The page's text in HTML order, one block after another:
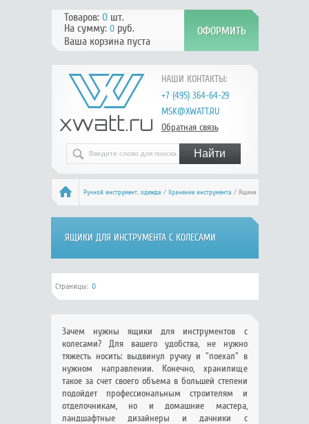
НАШИ КОНТАКТЫ:
+7 (495) 364-64-29
MSK@XWATT.RU
Обратная связь
Товаров: 0шт.
На сумму: 0руб.
Ваша корзина пуста
Ручной инcтрумент, одежда / Хранение инструмента / Ящики
с колесами
ЯЩИКИ ДЛЯ ИНСТРУМЕНТА С КОЛЕСАМИ
Страницы: 0
Зачем нужны ящики для инструментов с
колесами? Для вашего удобства, не нужно
тяжесть носить: выдвинул ручку и "поехал" в
нужном направлении. Конечно, хранилище
такое за счет своего объема в большей степени
подойдет профессиональным строителям и
отделочникам, но и домашние мастера,
ландшафтные дизайнеры и дачники с